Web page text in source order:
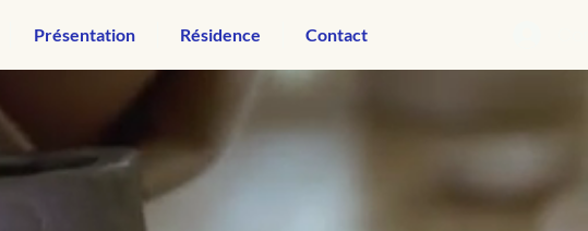
Présentation Résidence Contact